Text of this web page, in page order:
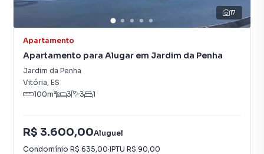
17
Apartamento
Apartamento para Alugar em Jardim da Penha
Jardim da Penha
Vitória, ES
100m² 3 3 1
R$ 3.600,00Aluguel
Condomínio R$ 635,00·IPTU R$ 90,00